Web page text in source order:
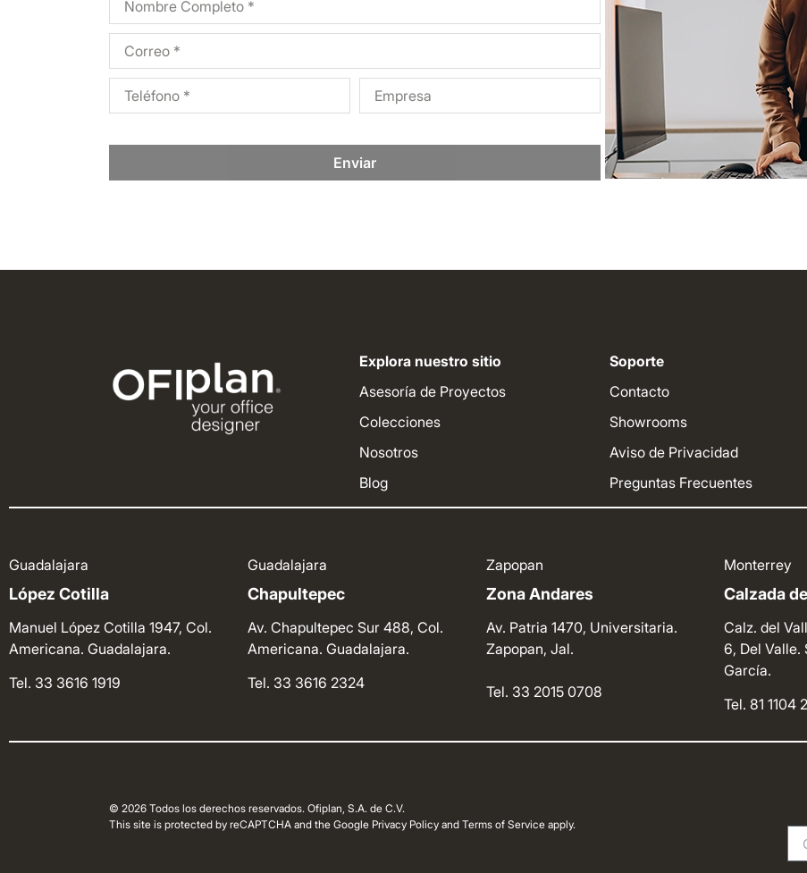
Enviar
Explora nuestro sitio
Asesoría de Proyectos
Colecciones
Nosotros
Blog
Soporte
Contacto
Showrooms
Aviso de Privacidad
Preguntas Frecuentes
Guadalajara
López Cotilla
Manuel López Cotilla 1947, Col.
Americana. Guadalajara.
Tel. 33 3616 1919
Guadalajara
Chapultepec
Av. Chapultepec Sur 488, Col.
Americana. Guadalajara.
Tel. 33 3616 2324
Zapopan
Zona Andares
Av. Patria 1470, Universitaria.
Zapopan, Jal.
Tel. 33 2015 0708
Monterrey
Calzada
Calz. del
6, Del Valle.
García.
Tel. 81 1104
© 2026 Todos los derechos reservados. Ofiplan, S.A. de C.V.
This site is protected by reCAPTCHA and the Google Privacy Policy and Terms of Service apply.